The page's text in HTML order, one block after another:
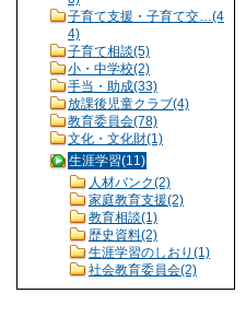
子育て支援・子育て交…(4
4)
子育て相談(5)
小・中学校(2)
手当・助成(33)
放課後児童クラブ(4)
教育委員会(78)
文化・文化財(1)
生涯学習(11)
人材バンク(2)
家庭教育支援(2)
教育相談(1)
歴史資料(2)
生涯学習のしおり(1)
社会教育委員会(2)